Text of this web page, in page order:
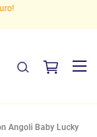
Angoli Baby Lucky